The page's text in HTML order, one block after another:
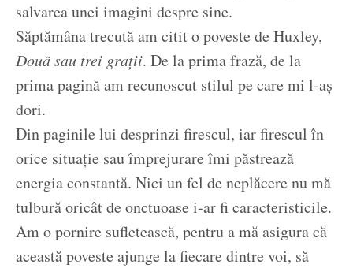
salvarea unei imagini despre sine.
Săptămâna trecută am citit o poveste de Huxley,
Două sau trei grații. De la prima frază, de la
prima pagină am recunoscut stilul pe care mi l-aș
dori.
Din paginile lui desprinzi firescul, iar firescul în
orice situație sau împrejurare îmi păstrează
energia constantă. Nici un fel de neplăcere nu mă
tulbură oricât de onctuoase i-ar fi caracteristicile.
Am o pornire sufletească, pentru a mă asigura că
această poveste ajunge la fiecare dintre voi, să